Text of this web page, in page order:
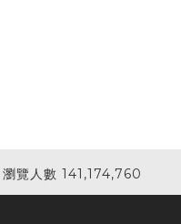
瀏覽人數 141,174,760